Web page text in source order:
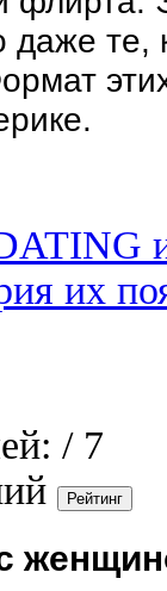
даже
их
/ 7